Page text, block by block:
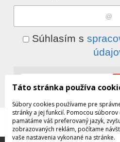
Súhlasím s
© 2026 WEXBO |
Táto stránka používa
Súbory cookies používame pre
stránky a jej funkcií. Pomocou
pamätáme váš preferovaný jazyk,
zobrazovaných reklám, počítame
vaše nastavenia vykonané na stránke.